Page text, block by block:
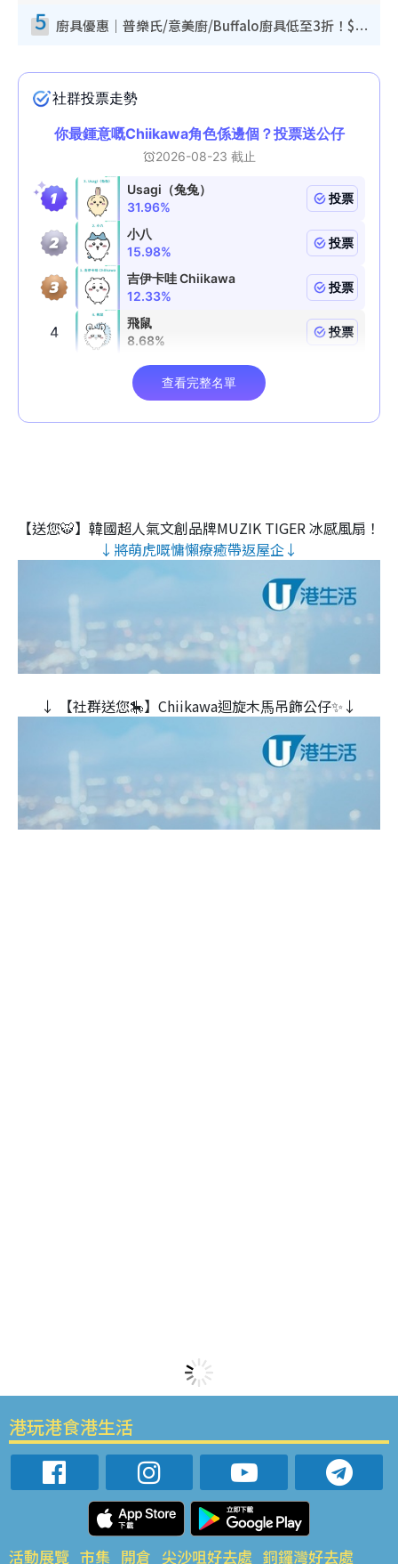
5 廚具優惠｜普樂氏/意美廚/Buffalo廚具低至3折！$89起買煎鍋／炒鑊／個人鍋 同場小家電激減至$99起
【送您🐯】韓國超人氣文創品牌MUZIK TIGER 冰感風扇！
↓將萌虎嘅慵懶療癒帶返屋企↓
↓ 【社群送您🎠】Chiikawa迴旋木⾺吊飾公仔✨↓
港玩港食港生活
活動展覽 市集 開倉 尖沙咀好去處 銅鑼灣好去處